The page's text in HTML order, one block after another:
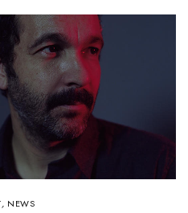
, NEWS